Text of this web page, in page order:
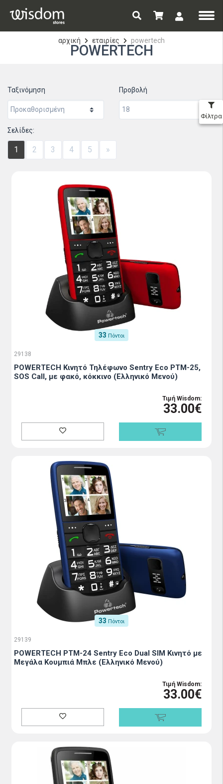
αρχική εταιρίες powertech
POWERTECH
Ταξινόμηση Προβολή
Σελίδες:
1 2 3 4 5 »
Φίλτρα
33 Πόντοι
29138
POWERTECH Κινητό Τηλέφωνο Sentry Eco PTM-25,
SOS Call, με φακό, κόκκινο (Ελληνικό Μενού)
Τιμή Wisdom:
33.00€
33 Πόντοι
29139
POWERTECH PTM-24 Sentry Eco Dual SIM Κινητό με
Μεγάλα Κουμπιά Μπλε (Ελληνικό Μενού)
Τιμή Wisdom:
33.00€